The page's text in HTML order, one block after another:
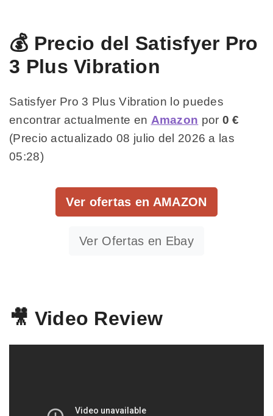
💰 Precio del Satisfyer Pro
3 Plus Vibration
Satisfyer Pro 3 Plus Vibration lo puedes
encontrar actualmente en Amazon por 0 €
(Precio actualizado 08 julio del 2026 a las
05:28)
Ver ofertas en AMAZON
Ver Ofertas en Ebay
🎥 Video Review